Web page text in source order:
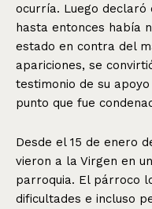
ocurría. Luego declaró
hasta entonces había
estado en contra del
apariciones, se
testimonio de su
punto que fue
Desde el 15 de enero
vieron a la Virgen en
parroquia. El párroco
dificultades e incluso